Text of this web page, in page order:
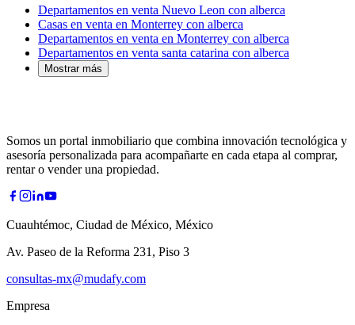
Departamentos en venta Nuevo Leon con alberca
Casas en venta en Monterrey con alberca
Departamentos en venta en Monterrey con alberca
Departamentos en venta santa catarina con alberca
Mostrar más
Somos un portal inmobiliario que combina innovación tecnológica y
asesoría personalizada para acompañarte en cada etapa al comprar,
rentar o vender una propiedad.
Cuauhtémoc, Ciudad de México, México
Av. Paseo de la Reforma 231, Piso 3
consultas-mx@mudafy.com
Empresa